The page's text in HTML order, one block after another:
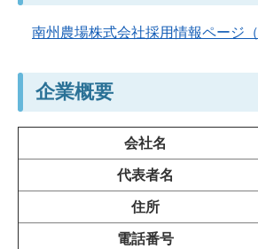
南州農場株式会社採用情報ページ
企業概要
会社名
代表者名
住所
電話番号